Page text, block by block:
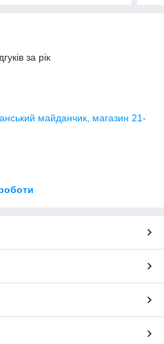
за рік
майданчик, магазин 21-